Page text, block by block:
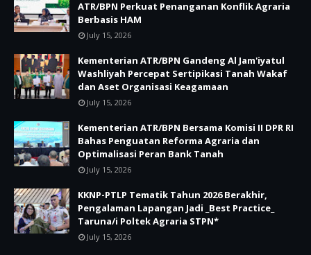
ATR/BPN Perkuat Penanganan Konflik Agraria
Berbasis HAM
July 15, 2026
Kementerian ATR/BPN Gandeng Al Jam'iyatul
Washliyah Percepat Sertipikasi Tanah Wakaf
dan Aset Organisasi Keagamaan
July 15, 2026
Kementerian ATR/BPN Bersama Komisi II DPR RI
Bahas Penguatan Reforma Agraria dan
Optimalisasi Peran Bank Tanah
July 15, 2026
KKNP-PTLP Tematik Tahun 2026 Berakhir,
Pengalaman Lapangan Jadi _Best Practice_
Taruna/i Poltek Agraria STPN*
July 15, 2026